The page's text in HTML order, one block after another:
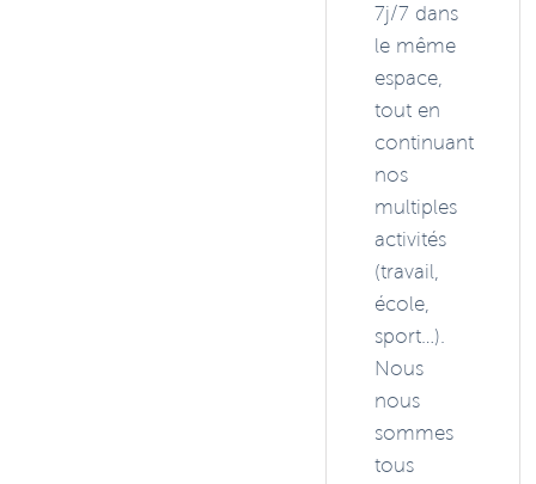
7j/7 dans
le même
espace,
tout en
continuant
nos
multiples
activités
(travail,
école,
sport…).
Nous
nous
sommes
tous